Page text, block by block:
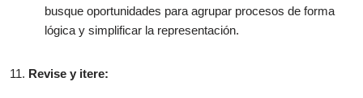
busque oportunidades para agrupar procesos de forma
lógica y simplificar la representación.
Revise y itere: